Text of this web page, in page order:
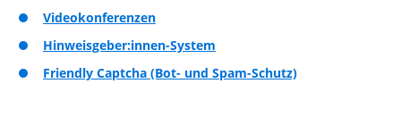
Videokonferenzen
Hinweisgeber:innen-System
Friendly Captcha (Bot- und Spam-Schutz)